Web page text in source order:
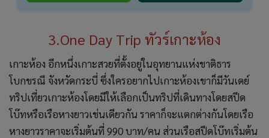
3.One Day Trip ทัวร์เกาะห้อง
เกาะห้อง อีกหนึ่งเกาะสวยที่ตั้งอยู่ในอุทยานแห่งชาติธาร
โบกขรณี จังหวัดกระบี่ ซึ่งใครอยากไปเกาะห้องเขาก็มีวันเดย์
ทริปเที่ยวเกาะห้องโดยมีให้เลือกเป็นทริปที่เดินทางโดยสปีด
โบ๊ทหรือเรือหางยาวเช่นเดียวกัน ราคาก็จะแตกต่างกันโดยเรือ
หางยาวราคาจะเริ่มต้นที่ 990 บาท/คน ส่วนเรือสปีดโบ๊ทเริ่มต้น